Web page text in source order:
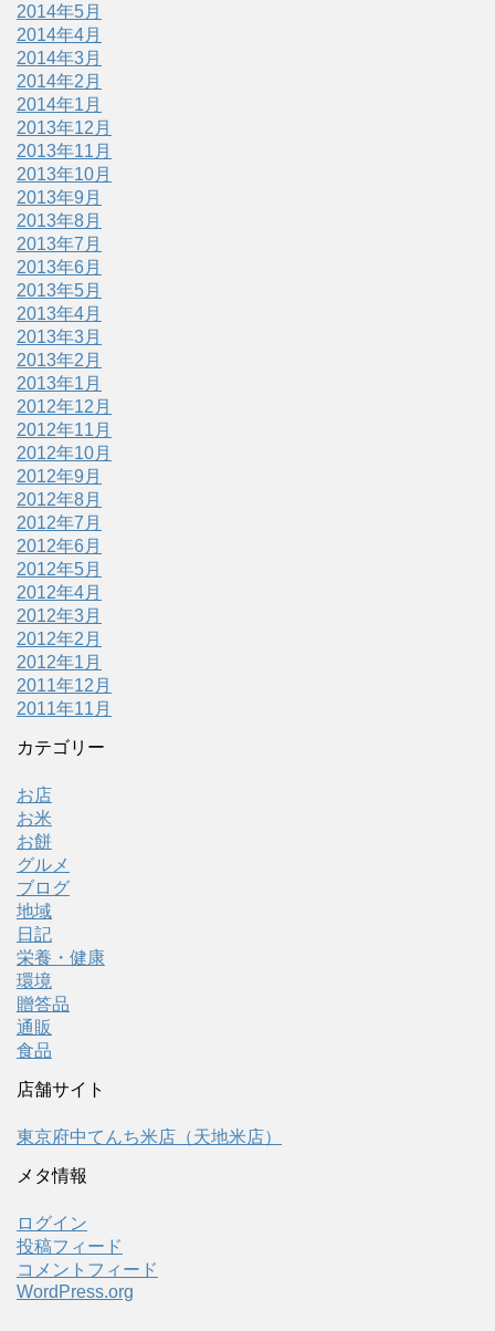
2014年5月
2014年4月
2014年3月
2014年2月
2014年1月
2013年12月
2013年11月
2013年10月
2013年9月
2013年8月
2013年7月
2013年6月
2013年5月
2013年4月
2013年3月
2013年2月
2013年1月
2012年12月
2012年11月
2012年10月
2012年9月
2012年8月
2012年7月
2012年6月
2012年5月
2012年4月
2012年3月
2012年2月
2012年1月
2011年12月
2011年11月
カテゴリー
お店
お米
お餅
グルメ
ブログ
地域
日記
栄養・健康
環境
贈答品
通販
食品
店舗サイト
東京府中てんち米店（天地米店）
メタ情報
ログイン
投稿フィード
コメントフィード
WordPress.org